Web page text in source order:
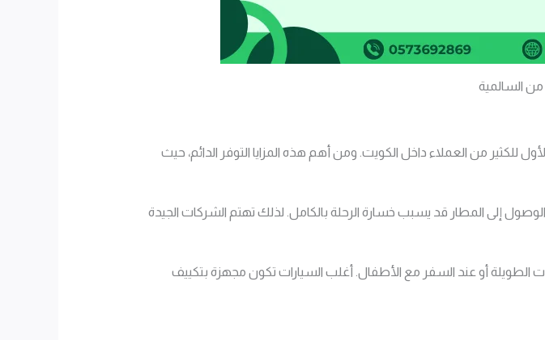
السالمية
للكثير من العملاء داخل الكويت. ومن أهم هذه المزايا التوفر الدائم، حيث
الوصول إلى المطار قد يسبب خسارة الرحلة بالكامل. لذلك تهتم الشركات الجيدة
الطويلة أو عند السفر مع الأطفال. أغلب السيارات تكون مجهزة بتكييف